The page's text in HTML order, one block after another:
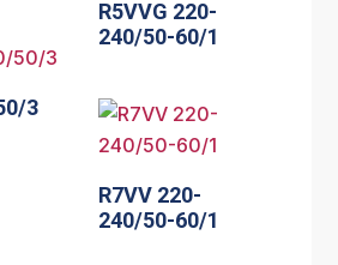
R5VVG 220-
240/50-60/1
3
R7VV 220-
240/50-60/1